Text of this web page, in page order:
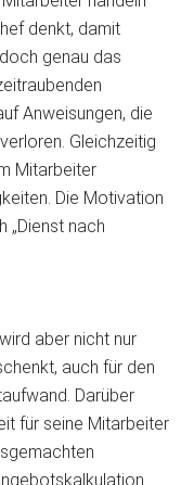
denkt, damit
genau das
Anweisungen, die
Gleichzeitig
Mitarbeiter
Die Motivation
„Dienst nach
aber nicht nur
auch für den
Darüber
für seine Mitarbeiter